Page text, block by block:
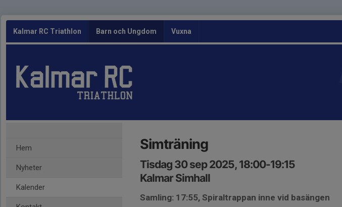
Kalmar RC Triathlon Barn och Ungdom Vuxna
Hem
Nyheter
Kalender
Simträning
Tisdag 30 sep 2025, 18:00-19:15
Kalmar Simhall
Samling: 17:55, Spiraltrappan inne vid basängen